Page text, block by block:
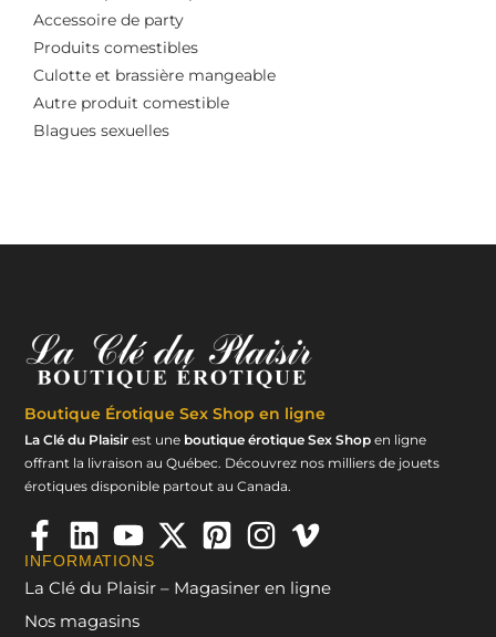
Accessoire de party
Produits comestibles
Culotte et brassière mangeable
Autre produit comestible
Blagues sexuelles
Boutique Érotique Sex Shop en ligne
La Clé du Plaisir est une boutique érotique Sex Shop en ligne
offrant la livraison au Québec. Découvrez nos milliers de jouets
érotiques disponible partout au Canada.
INFORMATIONS
La Clé du Plaisir – Magasiner en ligne
Nos magasins